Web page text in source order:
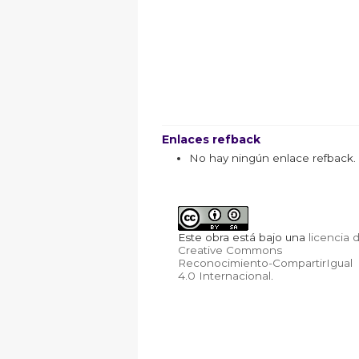
Enlaces refback
No hay ningún enlace refback.
Este obra está bajo una licencia
Creative Commons
Reconocimiento-CompartirIgual
4.0 Internacional